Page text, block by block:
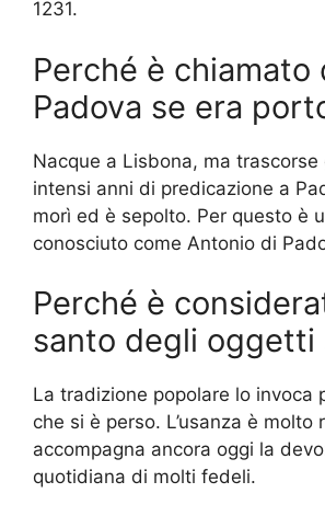
1231.
Perché è chiamato
Padova se era
Nacque a Lisbona, ma trascorse
intensi anni di predicazione a
morì ed è sepolto. Per questo è
conosciuto come Antonio di
Perché è
santo degli oggetti
La tradizione popolare lo invoca
che si è perso. L’usanza è molto
accompagna ancora oggi la
quotidiana di molti fedeli.